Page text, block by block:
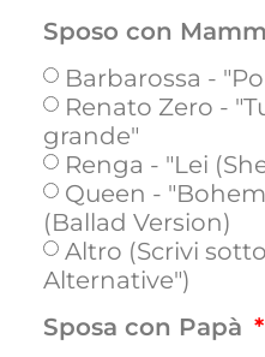
Sposo con
Barbarossa -
Renato Zero -
grande"
Renga - "Lei
Queen -
(Ballad Version)
Altro (Scrivi
Alternative")
Sposa con Papà